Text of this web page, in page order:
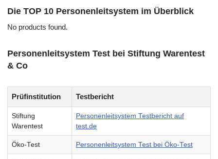
Die TOP 10 Personenleitsystem im Überblick
No products found.
Personenleitsystem Test bei Stiftung Warentest
& Co
Prüfinstitution Testbericht
Stiftung
Warentest
Personenleitsystem Testbericht auf
test.de
Öko-Test Personenleitsystem Test bei Öko-Test